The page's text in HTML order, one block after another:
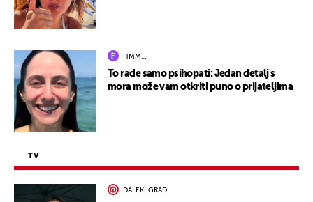
HMM…
To rade samo psihopati: Jedan detalj s
mora može vam otkriti puno o prijateljima
TV
DALEKI GRAD